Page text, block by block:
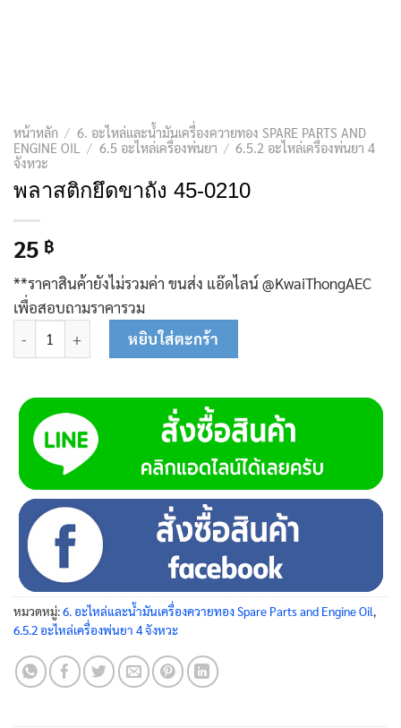
หน้าหลัก / 6. อะไหล่และน้ำมันเครื่องควายทอง SPARE PARTS AND
ENGINE OIL
/ 6.5 อะไหล่เครื่องพ่นยา / 6.5.2 อะไหล่เครื่องพ่นยา 4
จังหวะ
พลาสติกยึดขาถัง 45-0210
25 ฿
**ราคาสินค้ายังไม่รวมค่า ขนส่ง แอ๊ดไลน์ @KwaiThongAEC
เพื่อสอบถามราคารวม
จำนวน พลาสติกยึดขาถัง 45-0210 ชิ้น
หยิบใส่ตะกร้า
หมวดหมู่:6. อะไหล่และน้ำมันเครื่องควายทอง Spare Parts and Engine Oil
6.5.2 อะไหล่เครื่องพ่นยา 4 จังหวะ